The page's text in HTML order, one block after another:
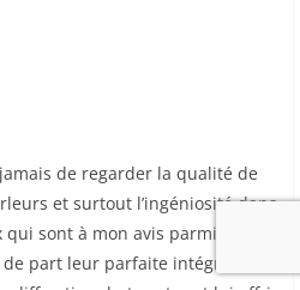
de regarder la qualité de
et surtout l’ingéniosité dans
sont à mon avis parmis les
part leur parfaite intégration